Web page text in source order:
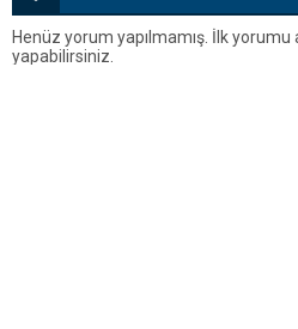
Henüz yorum yapılmamış. İlk yorumu
yapabilirsiniz.